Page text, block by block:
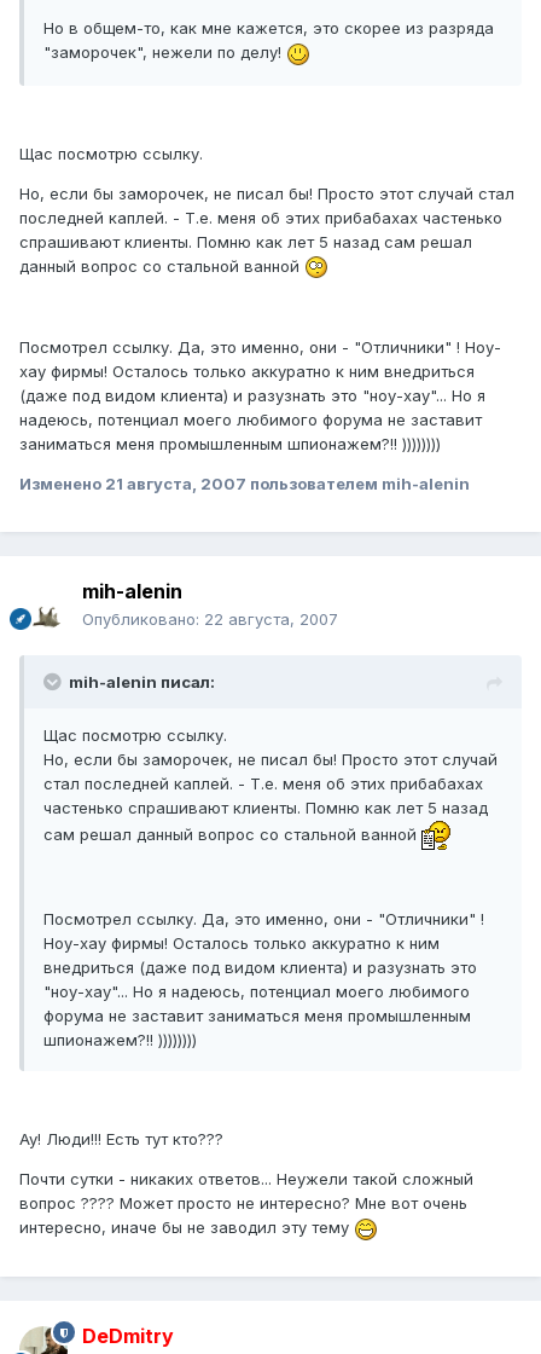
Но в общем-то, как мне кажется, это скорее из разряда
"заморочек", нежели по делу!
Щас посмотрю ссылку.
Но, если бы заморочек, не писал бы! Просто этот случай стал
последней каплей. - Т.е. меня об этих прибабахах частенько
спрашивают клиенты. Помню как лет 5 назад сам решал
данный вопрос со стальной ванной
Посмотрел ссылку. Да, это именно, они - "Отличники" ! Ноу-
хау фирмы! Осталось только аккуратно к ним внедриться
(даже под видом клиента) и разузнать это "ноу-хау"... Но я
надеюсь, потенциал моего любимого форума не заставит
заниматься меня промышленным шпионажем?!! ))))))))
Изменено 21 августа, 2007 пользователем mih-alenin
mih-alenin
Опубликовано: 22 августа, 2007
mih-alenin писал:
Щас посмотрю ссылку.
Но, если бы заморочек, не писал бы! Просто этот случай
стал последней каплей. - Т.е. меня об этих прибабахах
частенько спрашивают клиенты. Помню как лет 5 назад
сам решал данный вопрос со стальной ванной
Посмотрел ссылку. Да, это именно, они - "Отличники" !
Ноу-хау фирмы! Осталось только аккуратно к ним
внедриться (даже под видом клиента) и разузнать это
"ноу-хау"... Но я надеюсь, потенциал моего любимого
форума не заставит заниматься меня промышленным
шпионажем?!! ))))))))
Ау! Люди!!! Есть тут кто???
Почти сутки - никаких ответов... Неужели такой сложный
вопрос ???? Может просто не интересно? Мне вот очень
интересно, иначе бы не заводил эту тему
DeDmitry